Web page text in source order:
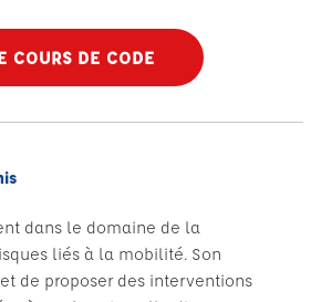
COURS DE CODE
dans le domaine de la
liés à la mobilité. Son
de proposer des interventions